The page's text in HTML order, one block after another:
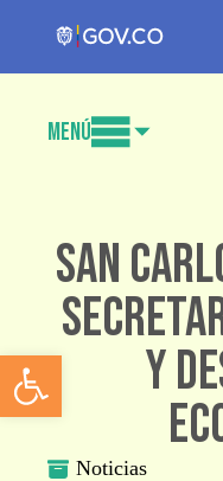
Abrir barra de herramientas
Menú
San
y
Noticias